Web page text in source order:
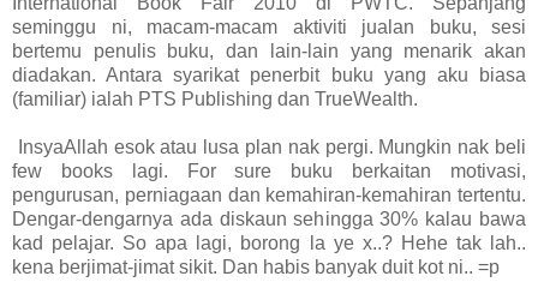
seminggu ni, macam-macam aktiviti jualan buku, sesi
bertemu penulis buku, dan lain-lain yang menarik akan
diadakan. Antara syarikat penerbit buku yang aku biasa
(familiar) ialah PTS Publishing dan TrueWealth.
InsyaAllah esok atau lusa plan nak pergi. Mungkin nak beli
few books lagi. For sure buku berkaitan motivasi,
pengurusan, perniagaan dan kemahiran-kemahiran tertentu.
Dengar-dengarnya ada diskaun sehingga 30% kalau bawa
kad pelajar. So apa lagi, borong la ye x..? Hehe tak lah..
kena berjimat-jimat sikit. Dan habis banyak duit kot ni.. =p